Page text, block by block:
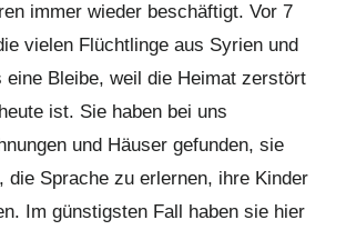
immer wieder beschäftigt. Vor 7
vielen Flüchtlinge aus Syrien und
eine Bleibe, weil die Heimat zerstört
ist. Sie haben bei uns
und Häuser gefunden, sie
die Sprache zu erlernen, ihre Kinder
Im günstigsten Fall haben sie hier